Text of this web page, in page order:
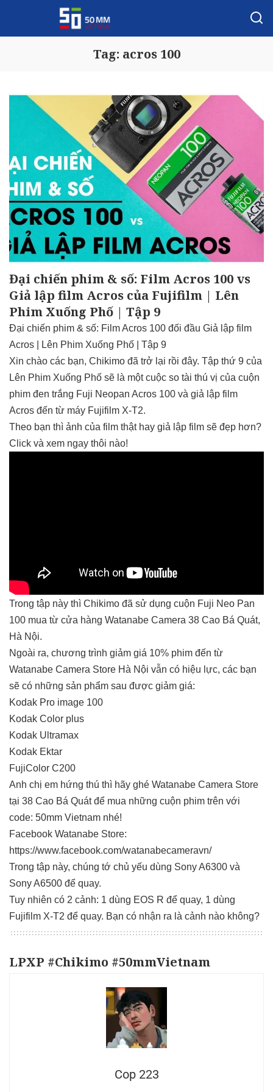
Tag: acros 100
Đại chiến phim & số: Film Acros 100 vs
Giả lập film Acros của Fujifilm | Lên
Phim Xuống Phố | Tập 9
Đại chiến phim & số: Film Acros 100 đối đầu Giả lập film
Acros | Lên Phim Xuống Phố | Tập 9
Xin chào các bạn, Chikimo đã trở lại rồi đây. Tập thứ 9 của
Lên Phim Xuống Phố sẽ là một cuộc so tài thú vị của cuộn
phim đen trắng Fuji Neopan Acros 100 và giả lập film
Acros đến từ máy Fujifilm X-T2.
Theo bạn thì ảnh của film thật hay giả lập film sẽ đẹp hơn?
Click và xem ngay thôi nào!
Trong tập này thì Chikimo đã sử dụng cuộn Fuji Neo Pan
100 mua từ cửa hàng Watanabe Camera 38 Cao Bá Quát,
Hà Nội.
Ngoài ra, chương trình giảm giá 10% phim đến từ
Watanabe Camera Store Hà Nội vẫn có hiệu lực, các bạn
sẽ có những sản phẩm sau được giảm giá:
Kodak Pro image 100
Kodak Color plus
Kodak Ultramax
Kodak Ektar
FujiColor C200
Anh chị em hứng thú thì hãy ghé Watanabe Camera Store
tại 38 Cao Bá Quát để mua những cuộn phim trên với
code: 50mm Vietnam nhé!
Facebook Watanabe Store:
https://www.facebook.com/watanabecameravn/
Trong tập này, chúng tớ chủ yếu dùng Sony A6300 và
Sony A6500 để quay.
Tuy nhiên có 2 cảnh: 1 dùng EOS R để quay, 1 dùng
Fujifilm X-T2 để quay. Bạn có nhận ra là cảnh nào không?
LPXP #Chikimo #50mmVietnam
Cop 223